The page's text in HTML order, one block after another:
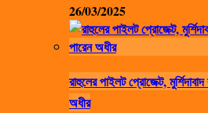
26/03/2025
রাহুলের পাইলট প্রোজেক্ট,
অধীর